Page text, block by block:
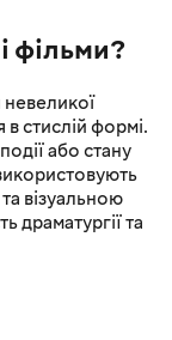
фільми?
в стислій формі.
або стану
візуальною
драматургії та